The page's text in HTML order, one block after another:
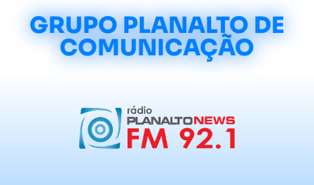
GRUPO PLANALTO DE
COMUNICAÇÃO